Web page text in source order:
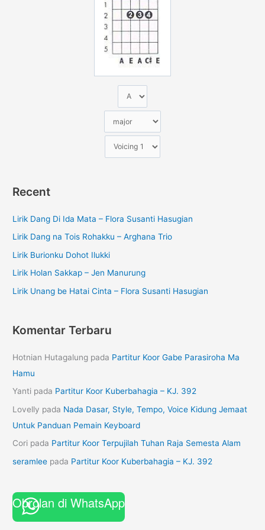
Recent
Lirik Dang Di Ida Mata – Flora Susanti Hasugian
Lirik Dang na Tois Rohakku – Arghana Trio
Lirik Burionku Dohot Ilukki
Lirik Holan Sakkap – Jen Manurung
Lirik Unang be Hatai Cinta – Flora Susanti Hasugian
Komentar Terbaru
Hotnian Hutagalung pada Partitur Koor Gabe Parasiroha Ma
Hamu
Yanti pada Partitur Koor Kuberbahagia – KJ. 392
Lovelly pada Nada Dasar, Style, Tempo, Voice Kidung Jemaat
Untuk Panduan Pemain Keyboard
Cori pada Partitur Koor Terpujilah Tuhan Raja Semesta Alam
seramlee pada Partitur Koor Kuberbahagia – KJ. 392
Obrolan di WhatsApp